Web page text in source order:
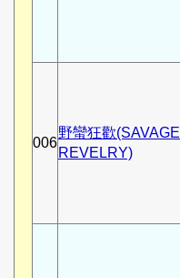
006
野蠻狂歡(SAVAGE
REVELRY)